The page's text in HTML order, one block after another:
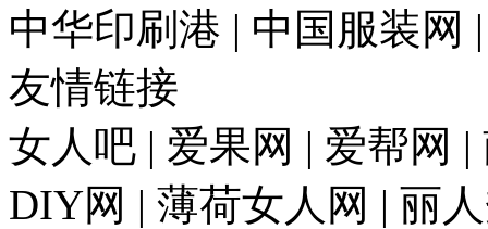
中华印刷港 | 中国服装网
友情链接
女人吧 | 爱果网 | 爱帮网
DIY网 | 薄荷女人网 | 丽